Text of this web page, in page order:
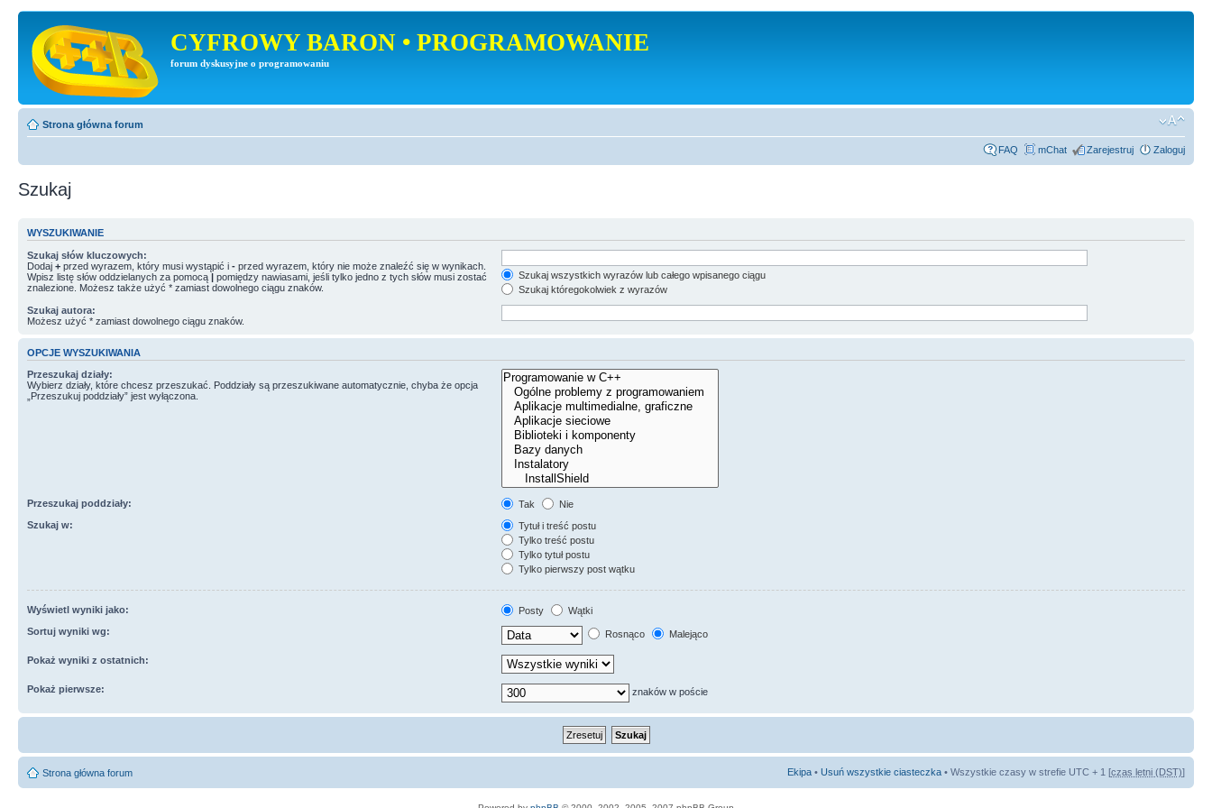
CYFROWY BARON • PROGRAMOWANIE
forum dyskusyjne o programowaniu
Strona główna forum
FAQ mChat Zarejestruj Zaloguj
Szukaj
WYSZUKIWANIE
Szukaj słów kluczowych:
Dodaj + przed wyrazem, który musi wystąpić i - przed wyrazem, który nie może znaleźć się w wynikach.
Wpisz listę słów oddzielanych za pomocą | pomiędzy nawiasami, jeśli tylko jedno z tych słów musi zostać
znalezione. Możesz także użyć * zamiast dowolnego ciągu znaków.
Szukaj wszystkich wyrazów lub całego wpisanego ciągu
Szukaj któregokolwiek z wyrazów
Szukaj autora:
Możesz użyć * zamiast dowolnego ciągu znaków.
OPCJE WYSZUKIWANIA
Przeszukaj działy:
Wybierz działy, które chcesz przeszukać. Poddziały są przeszukiwane automatycznie, chyba że opcja
„Przeszukuj poddziały” jest wyłączona.
Przeszukaj poddziały: Tak
Nie
Szukaj w:
Tytuł i treść postu
Tylko treść postu
Tylko tytuł postu
Tylko pierwszy post wątku
Wyświetl wyniki jako: Posty
Wątki
Sortuj wyniki wg:
Rosnąco Malejąco
Pokaż wyniki z ostatnich:
Pokaż pierwsze: znaków w poście
Strona główna forum Ekipa • Usuń wszystkie ciasteczka • Wszystkie czasy w strefie UTC + 1 [czas letni (DST)]